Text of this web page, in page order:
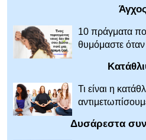
Άγχος
10 πράγματα
θυμόμαστε
Τι είναι η
Δυσάρεστα